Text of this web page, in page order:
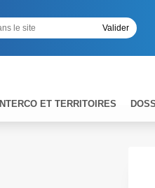
INTERCO ET TERRITOIRES